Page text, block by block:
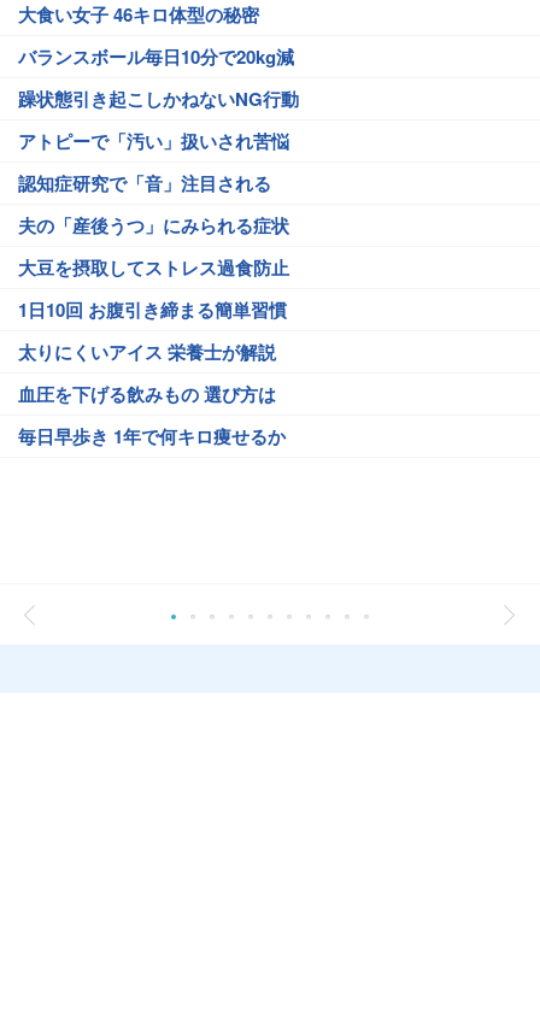
大食い女子 46キロ体型の秘密
バランスボール毎日10分で20kg減
躁状態引き起こしかねないNG行動
アトピーで「汚い」扱いされ苦悩
認知症研究で「音」注目される
夫の「産後うつ」にみられる症状
大豆を摂取してストレス過食防止
1日10回 お腹引き締まる簡単習慣
太りにくいアイス 栄養士が解説
血圧を下げる飲みもの 選び方は
毎日早歩き 1年で何キロ痩せるか